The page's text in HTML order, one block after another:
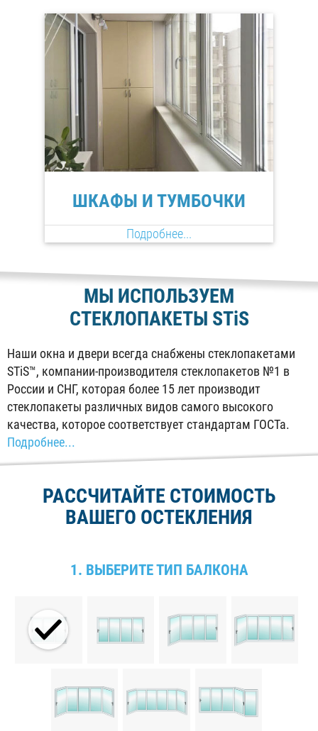
ШКАФЫ И ТУМБОЧКИ
Подробнее...
МЫ ИСПОЛЬЗУЕМ
СТЕКЛОПАКЕТЫ STiS
Наши окна и двери всегда снабжены стеклопакетами
STiS™, компании-производителя стеклопакетов №1 в
России и СНГ, которая более 15 лет производит
стеклопакеты различных видов самого высокого
качества, которое соответствует стандартам ГОСТа.
Подробнее...
РАССЧИТАЙТЕ СТОИМОСТЬ
ВАШЕГО ОСТЕКЛЕНИЯ
1. ВЫБЕРИТЕ ТИП БАЛКОНА